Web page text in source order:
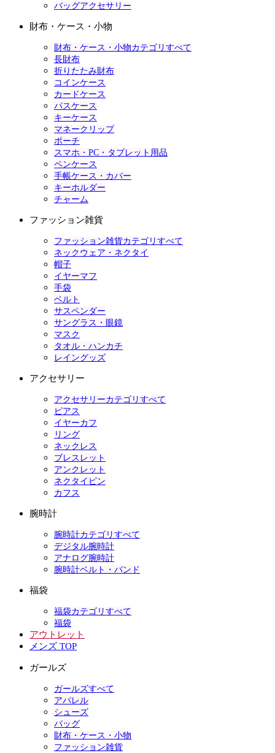
バッグアクセサリー
財布・ケース・小物
財布・ケース・小物カテゴリすべて
長財布
折りたたみ財布
コインケース
カードケース
パスケース
キーケース
マネークリップ
ポーチ
スマホ・PC・タブレット用品
ペンケース
手帳ケース・カバー
キーホルダー
チャーム
ファッション雑貨
ファッション雑貨カテゴリすべて
ネックウェア・ネクタイ
帽子
イヤーマフ
手袋
ベルト
サスペンダー
サングラス・眼鏡
マスク
タオル・ハンカチ
レイングッズ
アクセサリー
アクセサリーカテゴリすべて
ピアス
イヤーカフ
リング
ネックレス
ブレスレット
アンクレット
ネクタイピン
カフス
腕時計
腕時計カテゴリすべて
デジタル腕時計
アナログ腕時計
腕時計ベルト・バンド
福袋
福袋カテゴリすべて
福袋
アウトレット
メンズ TOP
ガールズ
ガールズすべて
アパレル
シューズ
バッグ
財布・ケース・小物
ファッション雑貨